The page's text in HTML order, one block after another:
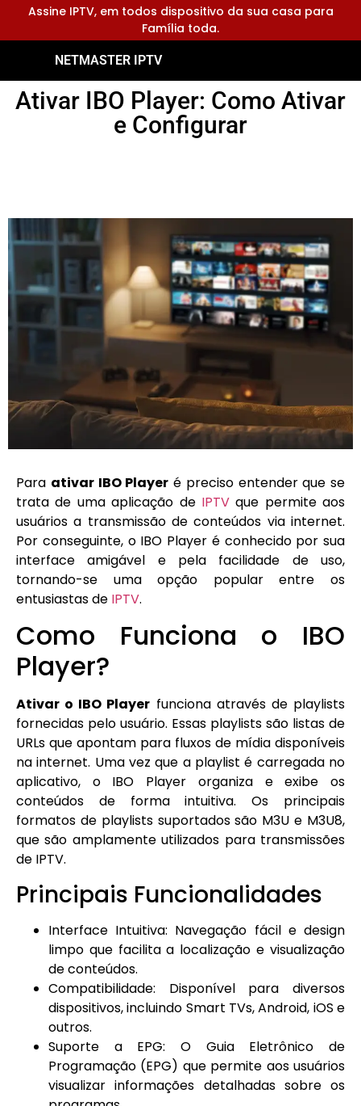
Assine IPTV, em todos dispositivo da sua casa para
Família toda.
NETMASTER IPTV
Ativar IBO Player: Como Ativar
e Configurar
Para ativar IBO Player é preciso entender que se
trata de uma aplicação de IPTVque permite aos
usuários a transmissão de conteúdos via internet.
Por conseguinte, o IBO Player é conhecido por sua
interface amigável e pela facilidade de uso,
tornando-se uma opção popular entre os
entusiastas de IPTV.
Como Funciona o IBO
Player?
Ativar o IBO Player funciona através de playlists
fornecidas pelo usuário. Essas playlists são listas de
URLs que apontam para fluxos de mídia disponíveis
na internet. Uma vez que a playlist é carregada no
aplicativo, o IBO Player organiza e exibe os
conteúdos de forma intuitiva. Os principais
formatos de playlists suportados são M3U e M3U8,
que são amplamente utilizados para transmissões
de IPTV.
Principais Funcionalidades
Interface Intuitiva: Navegação fácil e design
limpo que facilita a localização e visualização
de conteúdos.
Compatibilidade: Disponível para diversos
dispositivos, incluindo Smart TVs, Android, iOS e
outros.
Suporte a EPG: O Guia Eletrônico de
Programação (EPG) que permite aos usuários
visualizar informações detalhadas sobre os